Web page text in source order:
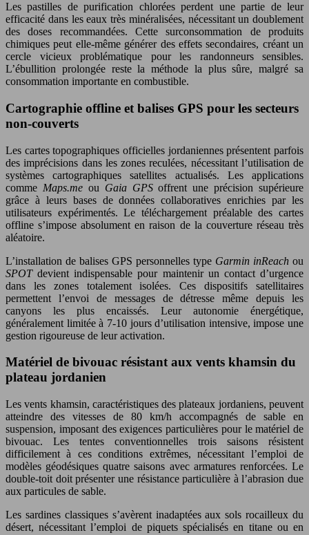
Les pastilles de purification chlorées perdent une partie de leur
efficacité dans les eaux très minéralisées, nécessitant un doublement
des doses recommandées. Cette surconsommation de produits
chimiques peut elle-même générer des effets secondaires, créant un
cercle vicieux problématique pour les randonneurs sensibles.
L’ébullition prolongée reste la méthode la plus sûre, malgré sa
consommation importante en combustible.
Cartographie offline et balises GPS pour les secteurs
non-couverts
Les cartes topographiques officielles jordaniennes présentent parfois
des imprécisions dans les zones reculées, nécessitant l’utilisation de
systèmes cartographiques satellites actualisés. Les applications
comme Maps.me ou Gaia GPSoffrent une précision supérieure
grâce à leurs bases de données collaboratives enrichies par les
utilisateurs expérimentés. Le téléchargement préalable des cartes
offline s’impose absolument en raison de la couverture réseau très
aléatoire.
L’installation de balises GPS personnelles type Garmin inReach ou
SPOTdevient indispensable pour maintenir un contact d’urgence
dans les zones totalement isolées. Ces dispositifs satellitaires
permettent l’envoi de messages de détresse même depuis les
canyons les plus encaissés. Leur autonomie énergétique,
généralement limitée à 7-10 jours d’utilisation intensive, impose une
gestion rigoureuse de leur activation.
Matériel de bivouac résistant aux vents khamsin du
plateau jordanien
Les vents khamsin, caractéristiques des plateaux jordaniens, peuvent
atteindre des vitesses de 80 km/h accompagnés de sable en
suspension, imposant des exigences particulières pour le matériel de
bivouac. Les tentes conventionnelles trois saisons résistent
difficilement à ces conditions extrêmes, nécessitant l’emploi de
modèles géodésiques quatre saisons avec armatures renforcées. Le
double-toit doit présenter une résistance particulière à l’abrasion due
aux particules de sable.
Les sardines classiques s’avèrent inadaptées aux sols rocailleux du
désert, nécessitant l’emploi de piquets spécialisés en titane ou en